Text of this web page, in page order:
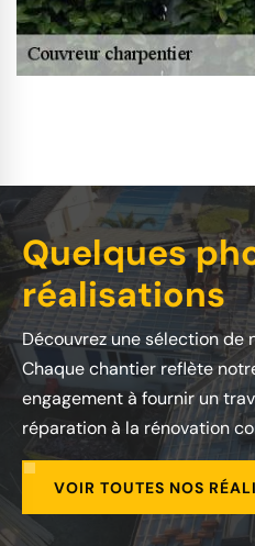
Quelques
réalisations
Découvrez une sélection de
Chaque chantier reflète
engagement à fournir un
réparation à la rénovation
VOIR TOUTES NOS